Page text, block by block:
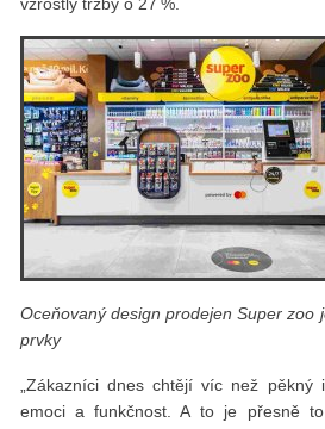
Oceňovaný design prodejen Super zoo
prvky
„Zákazníci dnes chtějí víc než pěkný
emoci a funkčnost. A to je přesně